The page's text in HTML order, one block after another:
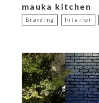
mauka kitchen
Branding Interior